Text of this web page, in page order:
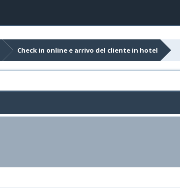
Check in online e arrivo del cliente in hotel